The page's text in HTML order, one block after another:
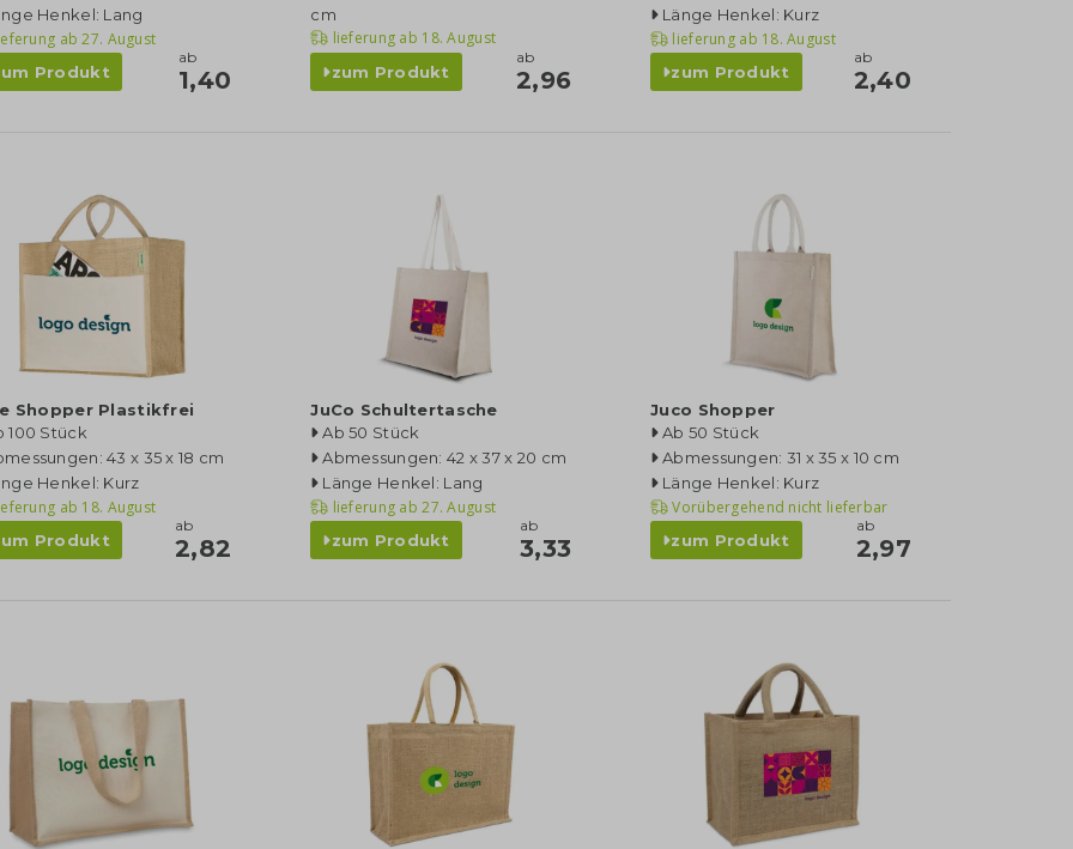
Henkel: Lang
ab 27. August
Produkt
ab
1,40
cm
lieferung ab 18. August
zum Produkt
ab
2,96
Länge Henkel: Kurz
lieferung ab 18. August
zum Produkt
ab
2,40
Shopper Plastikfrei
100 Stück
43 x 35 x 18 cm
Henkel: Kurz
ab 18. August
Produkt
ab
2,82
JuCo Schultertasche
Ab 50 Stück
Abmessungen: 42 x 37 x 20 cm
Länge Henkel: Lang
lieferung ab 27. August
zum Produkt
ab
3,33
Juco Shopper
Ab 50 Stück
Abmessungen: 31 x 35 x 10 cm
Länge Henkel: Kurz
Vorübergehend nicht lieferbar
zum Produkt
ab
2,97